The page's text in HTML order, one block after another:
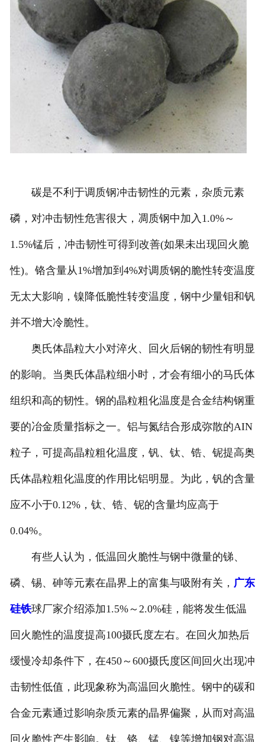
碳是不利于调质钢冲击韧性的元素，杂质元素
磷，对冲击韧性危害很大，凋质钢中加入1.0%～
1.5%锰后，冲击韧性可得到改善(如果未出现回火脆
性)。铬含量从1%增加到4%对调质钢的脆性转变温度
无太大影响，镍降低脆性转变温度，钢中少量钼和钒
并不增大冷脆性。
奥氏体晶粒大小对淬火、回火后钢的韧性有明显
的影响。当奥氏体晶粒细小时，才会有细小的马氏体
组织和高的韧性。钢的晶粒粗化温度是合金结构钢重
要的冶金质量指标之一。铝与氮结合形成弥散的AIN
粒子，可提高晶粒粗化温度，钒、钛、锆、铌提高奥
氏体晶粒粗化温度的作用比铝明显。为此，钒的含量
应不小于0.12%，钛、锆、铌的含量均应高于
0.04%。
有些人认为，低温回火脆性与钢中微量的锑、
磷、锡、砷等元素在晶界上的富集与吸附有关， 广东
硅铁球厂家介绍添加1.5%～2.0%硅，能将发生低温
回火脆性的温度提高100摄氏度左右。在回火加热后
缓慢冷却条件下，在450～600摄氏度区间回火出现冲
击韧性低值，此现象称为高温回火脆性。钢中的碳和
合金元素通过影响杂质元素的晶界偏聚，从而对高温
回火脆性产生影响。钛、铬、锰、镍等增加钢对高温